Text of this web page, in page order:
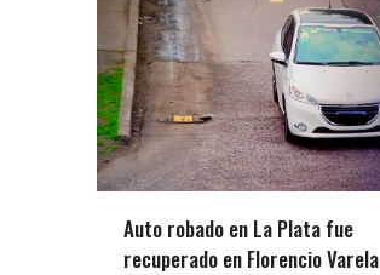
Auto robado en La Plata fue
recuperado en Florencio Varela